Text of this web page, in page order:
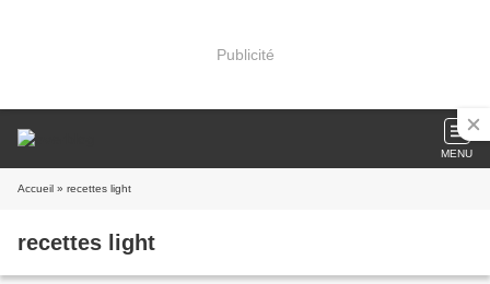
Publicité
MENU
Accueil » recettes light
recettes light